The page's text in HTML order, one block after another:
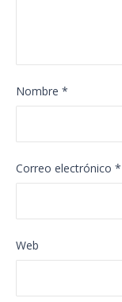
Nombre *
Correo electrónico *
Web